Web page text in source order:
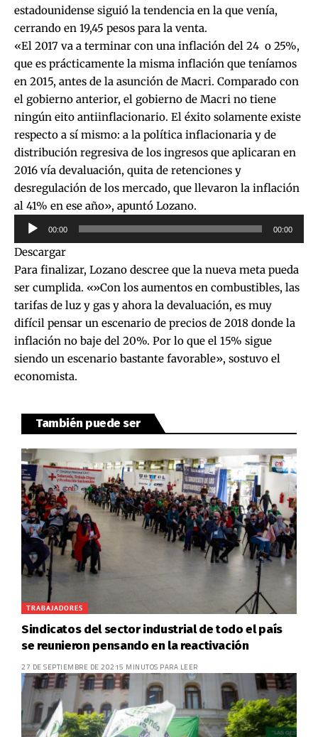
estadounidense siguió la tendencia en la que venía,
cerrando en 19,45 pesos para la venta.
«El 2017 va a terminar con una inflación del 24 o 25%,
que es prácticamente la misma inflación que teníamos
en 2015, antes de la asunción de Macri. Comparado con
el gobierno anterior, el gobierno de Macri no tiene
ningún eito antiinflacionario. El éxito solamente existe
respecto a sí mismo: a la política inflacionaria y de
distribución regresiva de los ingresos que aplicaran en
2016 vía devaluación, quita de retenciones y
desregulación de los mercado, que llevaron la inflación
al 41% en ese año», apuntó Lozano.
Reproductor
de
audio
00:00 00:00
Descargar
Para finalizar, Lozano descree que la nueva meta pueda
ser cumplida. «»Con los aumentos en combustibles, las
tarifas de luz y gas y ahora la devaluación, es muy
difícil pensar un escenario de precios de 2018 donde la
inflación no baje del 20%. Por lo que el 15% sigue
siendo un escenario bastante favorable», sostuvo el
economista.
También puede ser
TRABAJADORES
Sindicatos del sector industrial de todo el país
se reunieron pensando en la reactivación
27 DE SEPTIEMBRE DE 20215 MINUTOS PARA LEER